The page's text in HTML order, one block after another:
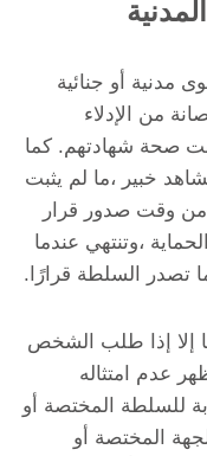
مدنية أو جنائية
من الإدلاء
صحة شهادتهم. كما
خبير ،ما لم يثبت
من وقت صدور قرار
،وتنتهي عندما
تصدر السلطة قرارًا.
إلا إذا طلب الشخص
عدم امتثاله
للسلطة المختصة أو
المختصة أو